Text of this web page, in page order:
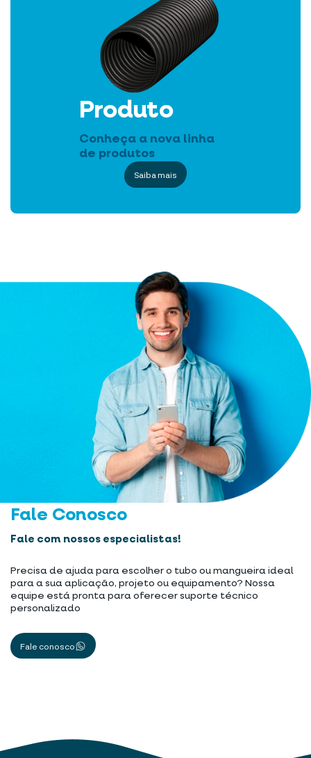
Produto
Conheça a nova linha
de produtos
Saiba mais
Fale Conosco
Fale com nossos especialistas!
Precisa de ajuda para escolher o tubo ou mangueira ideal
para a sua aplicação, projeto ou equipamento? Nossa
equipe está pronta para oferecer suporte técnico
personalizado
Fale conosco